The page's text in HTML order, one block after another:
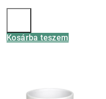
Kosárba teszem